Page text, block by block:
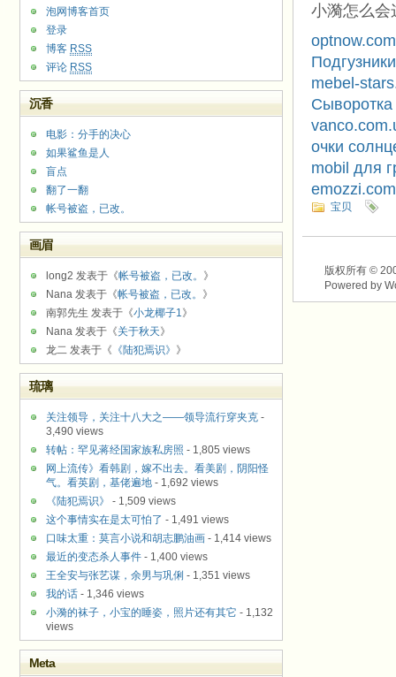
小漪怎么会
mebel-
очки
mobil для
宝贝
版权所有 ©
Powered by
泡网博客首页
登录
博客 RSS
评论 RSS
沉香
电影：分手的决心
如果鲨鱼是人
盲点
翻了一翻
帐号被盗，已改。
画眉
long2 发表于《帐号被盗，已改。 》
Nana 发表于《帐号被盗，已改。 》
南郭先生 发表于《小龙椰子1》
Nana 发表于《关于秋天》
龙二 发表于《 《陆犯焉识》 》
琉璃
关注领导，关注十八大之——领导流行穿夹克 -
3,490 views
转帖：罕见蒋经国家族私房照 - 1,805 views
网上流传》看韩剧，嫁不出去。看美剧，阴阳怪
气。看英剧，基佬遍地 - 1,692 views
《陆犯焉识》
- 1,509 views
这个事情实在是太可怕了 - 1,491 views
口味太重：莫言小说和胡志鹏油画 - 1,414 views
最近的变态杀人事件 - 1,400 views
王全安与张艺谋，余男与巩俐 - 1,351 views
我的话 - 1,346 views
小漪的袜子，小宝的睡姿，照片还有其它 - 1,132
views
Meta